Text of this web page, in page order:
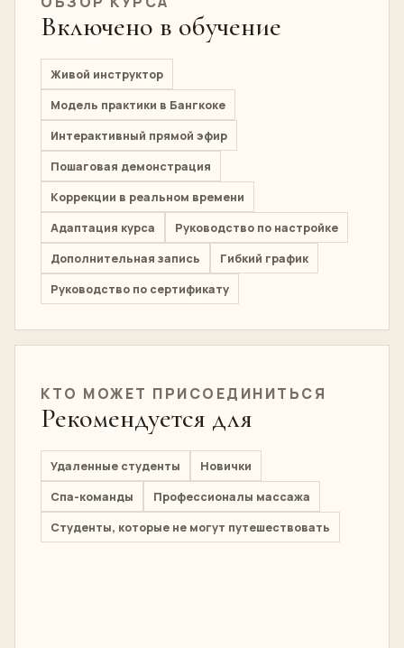
Включено в обучение
Живой инструктор
Модель практики в Бангкоке
Интерактивный прямой эфир
Пошаговая демонстрация
Коррекции в реальном времени
Адаптация курса
Руководство по настройке
Дополнительная запись
Гибкий график
Руководство по сертификату
КТО МОЖЕТ ПРИСОЕДИНИТЬСЯ
Рекомендуется для
Удаленные студенты
Новички
Спа-команды
Профессионалы массажа
Студенты, которые не могут путешествовать